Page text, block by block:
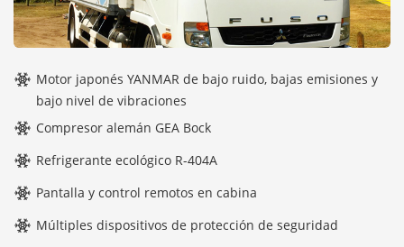
Motor japonés YANMAR de bajo ruido, bajas emisiones y
bajo nivel de vibraciones
Compresor alemán GEA Bock
Refrigerante ecológico R-404A
Pantalla y control remotos en cabina
Múltiples dispositivos de protección de seguridad